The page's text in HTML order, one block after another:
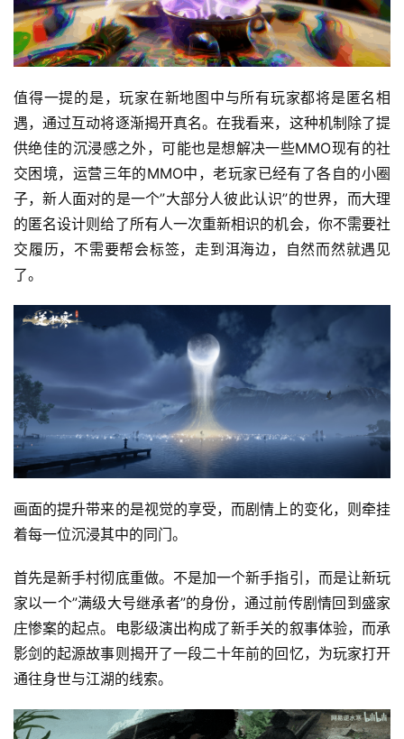
值得一提的是，玩家在新地图中与所有玩家都将是匿名相
遇，通过互动将逐渐揭开真名。在我看来，这种机制除了提
供绝佳的沉浸感之外，可能也是想解决一些MMO现有的社
交困境，运营三年的MMO中，老玩家已经有了各自的小圈
子，新人面对的是一个”大部分人彼此认识”的世界，而大理
的匿名设计则给了所有人一次重新相识的机会，你不需要社
交履历，不需要帮会标签，走到洱海边，自然而然就遇见
了。
画面的提升带来的是视觉的享受，而剧情上的变化，则牵挂
着每一位沉浸其中的同门。
首先是新手村彻底重做。不是加一个新手指引，而是让新玩
家以一个”满级大号继承者”的身份，通过前传剧情回到盛家
庄惨案的起点。电影级演出构成了新手关的叙事体验，而承
影剑的起源故事则揭开了一段二十年前的回忆，为玩家打开
通往身世与江湖的线索。